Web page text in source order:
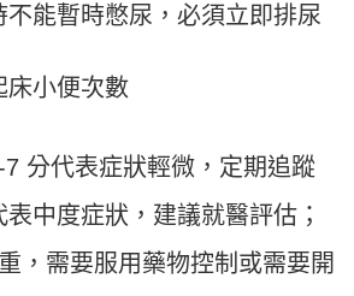
不能暫時憋尿，必須立即排尿
床小便次數
分代表症狀輕微，定期追蹤
中度症狀，建議就醫評估；
，需要服用藥物控制或需要開